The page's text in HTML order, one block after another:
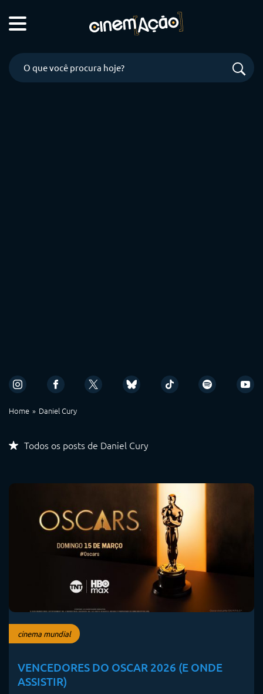
Home Daniel Cury
Todos os posts de Daniel Cury
cinema mundial
VENCEDORES DO OSCAR 2026 (E ONDE
ASSISTIR)